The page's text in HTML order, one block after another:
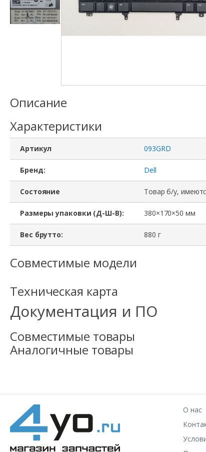
Описание
Характеристики
Артикул 093GRD
Бренд: Dell
Состояние Товар б/у,
Размеры упаковки (Д-Ш-В): 380×170×50 мм
Вес брутто: 880 г
Совместимые модели
Техническая карта
Документация и ПО
Совместимые товары
Аналогичные товары
О нас